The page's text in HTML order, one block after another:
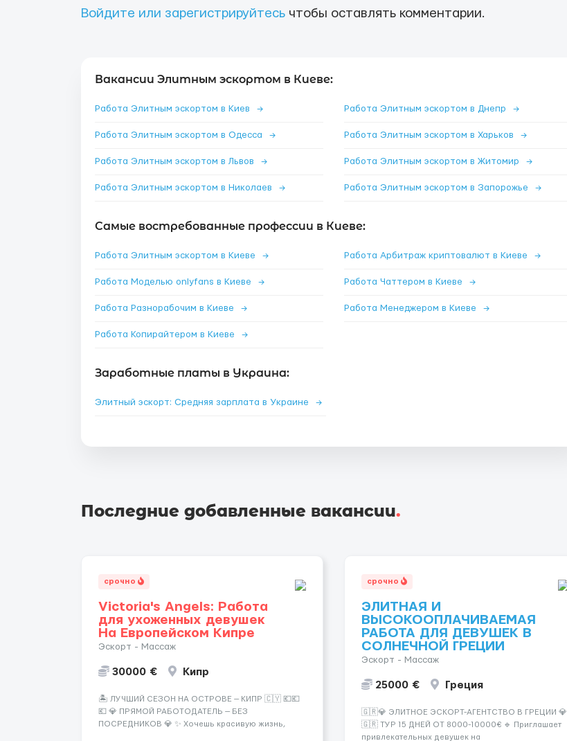
Войдите или зарегистрируйтесь чтобы оставлять комментарии.
Вакансии Элитным эскортом в Киеве:
Работа Элитным эскортом в Киев → Работа Элитным эскортом в Днепр →
Работа Элитным эскортом в Одесса → Работа Элитным эскортом в Харьков →
Работа Элитным эскортом в Львов → Работа Элитным эскортом в Житомир →
Работа Элитным эскортом в Николаев → Работа Элитным эскортом в Запорожье →
Самые востребованные профессии в Киеве:
Работа Элитным эскортом в Киеве → Работа Арбитраж криптовалют в Киеве →
Работа Моделью onlyfans в Киеве → Работа Чаттером в Киеве →
Работа Разнорабочим в Киеве → Работа Менеджером в Киеве →
Работа Копирайтером в Киеве →
Заработные платы в Украина:
Элитный эскорт: Средняя зарплата в Украине →
Последние добавленные вакансии.
срочно
Victoria's Angels: Работа
для ухоженных девушек
На Европейском Кипре
Эскорт - Массаж
30000 € Кипр
🏝️ ЛУЧШИЙ СЕЗОН НА ОСТРОВЕ — КИПР 🇨🇾 💶💶
💶 💎 ПРЯМОЙ РАБОТОДАТЕЛЬ — БЕЗ
ПОСРЕДНИКОВ 💎 ✨ Хочешь красивую жизнь,
срочно
ЭЛИТНАЯ И
ВЫСОКООПЛАЧИВАЕМАЯ
РАБОТА ДЛЯ ДЕВУШЕК В
СОЛНЕЧНОЙ ГРЕЦИИ
Эскорт - Массаж
25000 € Греция
🇬🇷💎 ЭЛИТНОЕ ЭСКОРТ-АГЕНТСТВО В ГРЕЦИИ 💎
🇬🇷 ТУР 15 ДНЕЙ ОТ 8000-10000€ 🔹 Приглашает
привлекательных девушек на